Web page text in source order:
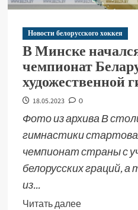
Новости белорусского хоккея
В Минске
чемпионат
художественной
18.05.2023 0
Фото из архива В
гимнастики
чемпионат страны с
белорусских граций,
из...
Читать далее